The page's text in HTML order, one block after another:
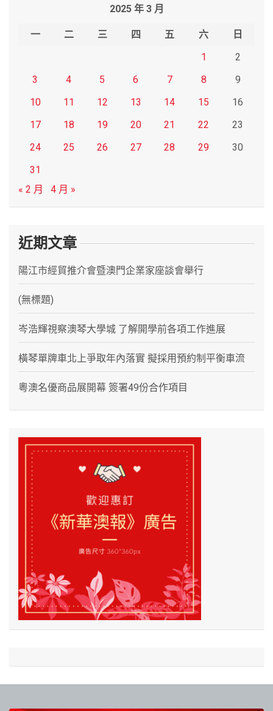
2025 年 3 月
一 二 三 四 五 六
日
1
2
3
4 5 6 7 8
9
10
11 12 13 14 15
16
17
18 19 20 21 22
23
24
25 26 27 28 29
30
31
« 2 月
4 月 »
近期文章
陽江市經貿推介會暨澳門企業家座談會舉行
(無標題)
岑浩輝視察澳琴大學城 了解開學前各項工作進展
橫琴單牌車北上爭取年內落實 擬採用預約制平衡車流
粵澳名優商品展開幕 簽署49份合作項目